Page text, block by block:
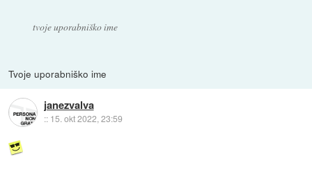
tvoje uporabniško ime
Tvoje uporabniško ime
janezvalva
:: 15. okt 2022, 23:59